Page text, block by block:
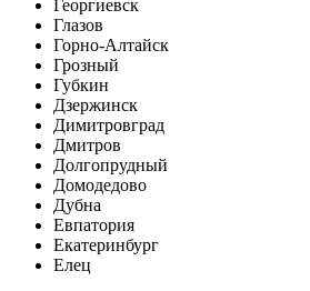
Георгиевск
Глазов
Горно-Алтайск
Грозный
Губкин
Дзержинск
Димитровград
Дмитров
Долгопрудный
Домодедово
Дубна
Евпатория
Екатеринбург
Елец